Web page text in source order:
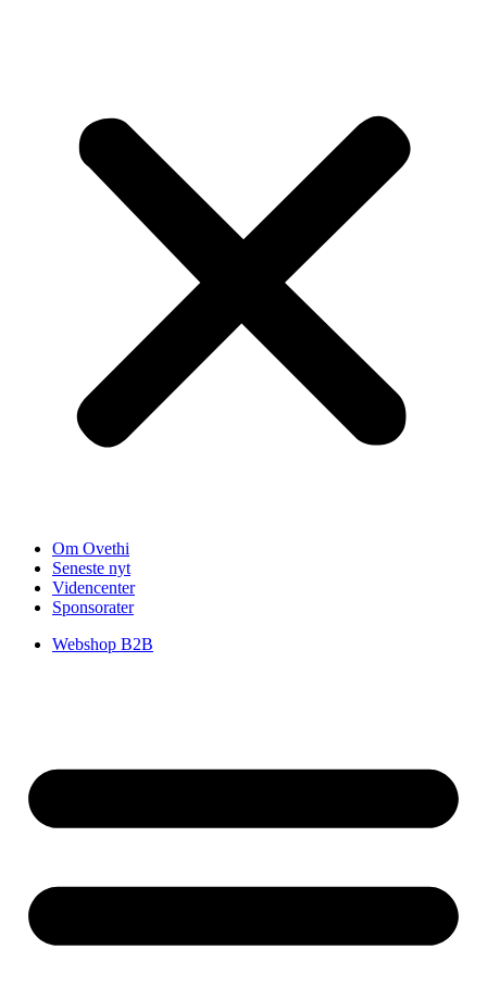
Om Ovethi
Seneste nyt
Videncenter
Sponsorater
Webshop B2B